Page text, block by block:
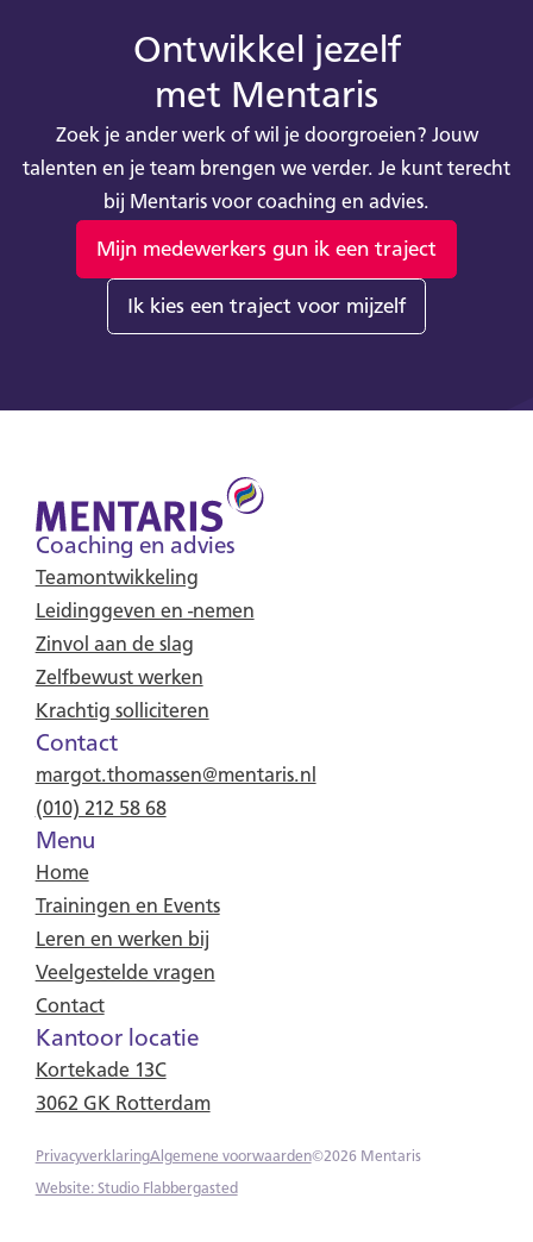
Ontwikkel jezelf
met Mentaris
Zoek je ander werk of wil je doorgroeien? Jouw
talenten en je team brengen we verder. Je kunt terecht
bij Mentaris voor coaching en advies.
Mijn medewerkers gun ik een traject
Ik kies een traject voor mijzelf
PrivacyverklaringAlgemene voorwaarden©2026Mentaris
Website: Studio Flabbergasted
Coaching en advies
Teamontwikkeling
Leidinggeven en -nemen
Zinvol aan de slag
Zelfbewust werken
Krachtig solliciteren
Contact
margot.thomassen@mentaris.nl
(010) 212 58 68
Menu
Home
Trainingen en Events
Leren en werken bij
Veelgestelde vragen
Contact
Kantoor locatie
Kortekade 13C
3062 GK Rotterdam